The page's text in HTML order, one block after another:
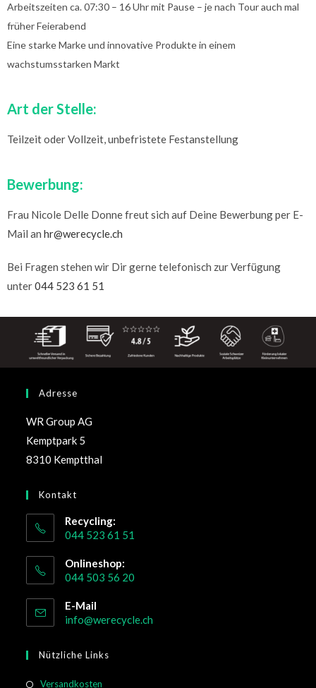
Arbeitszeiten ca. 07:30 – 16 Uhr mit Pause – je nach Tour auch mal
früher Feierabend
Eine starke Marke und innovative Produkte in einem
wachstumsstarken Markt
Art der Stelle:
Teilzeit oder Vollzeit, unbefristete Festanstellung
Bewerbung:
Frau Nicole Delle Donne freut sich auf Deine Bewerbung per E-
Mail an hr@werecycle.ch
Bei Fragen stehen wir Dir gerne telefonisch zur Verfügung
unter044 523 61 51
Adresse
WR Group AG
Kemptpark 5
8310 Kemptthal
Kontakt
Recycling:
044 523 61 51
Onlineshop:
044 503 56 20
E-Mail
info@werecycle.ch
Nützliche Links
Versandkosten